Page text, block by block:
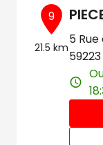
9
21.5 km
5